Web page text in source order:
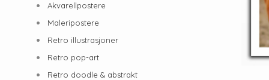
Akvarellpostere
Maleripostere
Retro illustrasjoner
Retro pop-art
Retro doodle & abstrakt